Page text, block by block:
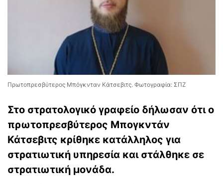
Πρωτοπρεσβύτερος Μπόγκνταν Κάτσεβιτς. Φωτογραφία: ΣΠΖ
Στο στρατολογικό γραφείο δήλωσαν ότι ο
πρωτοπρεσβύτερος Μπογκντάν
Κάτσεβιτς κρίθηκε κατάλληλος για
στρατιωτική υπηρεσία και στάλθηκε σε
στρατιωτική μονάδα.